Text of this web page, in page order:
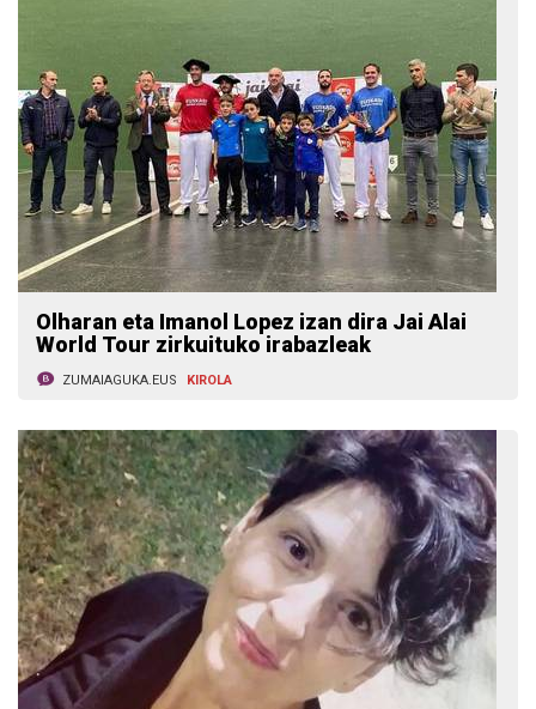
Olharan eta Imanol Lopez izan dira Jai Alai
World Tour zirkuituko irabazleak
ZUMAIAGUKA.EUS KIROLA